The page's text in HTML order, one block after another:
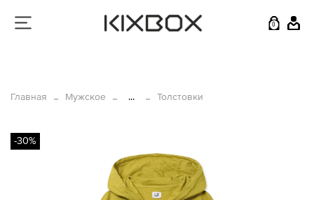
0
Главная Мужское ... Толстовки
-30%